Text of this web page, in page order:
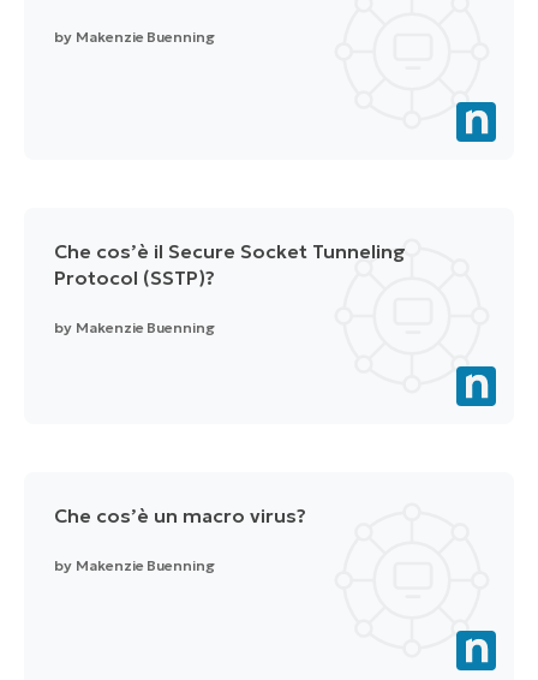
by Makenzie Buenning
Che cos’è il Secure Socket Tunneling
Protocol (SSTP)?
by Makenzie Buenning
Che cos’è un macro virus?
by Makenzie Buenning